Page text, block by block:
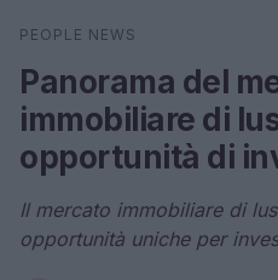
Cerca
PEOPLE NEWS
Panorama del
immobiliare di
opportunità di
Il mercato immobiliare di
opportunità uniche per